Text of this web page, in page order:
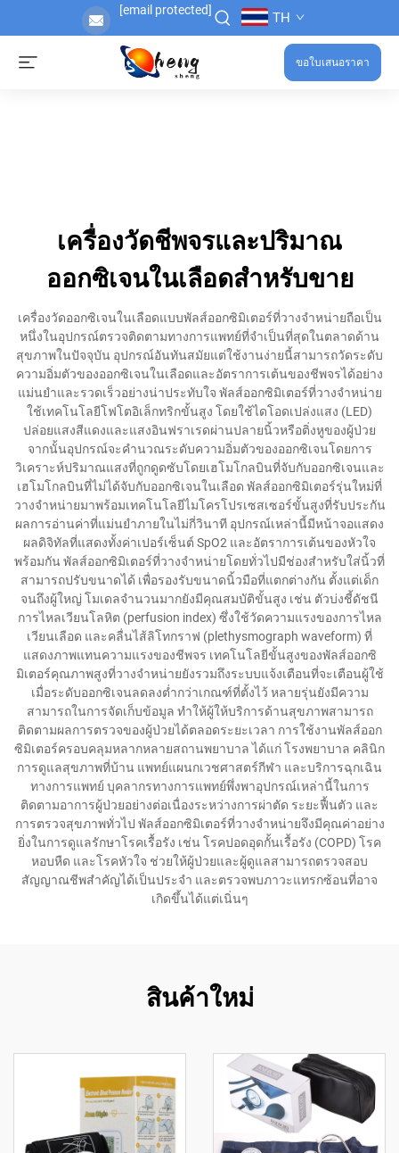
[email protected] TH
ขอใบเสนอราคา
เครื่องวัดชีพจรและปริมาณ
ออกซิเจนในเลือดสำหรับขาย
เครื่องวัดออกซิเจนในเลือดแบบพัลส์ออกซิมิเตอร์ที่วางจำหน่ายถือเป็น
หนึ่งในอุปกรณ์ตรวจติดตามทางการแพทย์ที่จำเป็นที่สุดในตลาดด้าน
สุขภาพในปัจจุบัน อุปกรณ์อันทันสมัยแต่ใช้งานง่ายนี้สามารถวัดระดับ
ความอิ่มตัวของออกซิเจนในเลือดและอัตราการเต้นของชีพจรได้อย่าง
แม่นยำและรวดเร็วอย่างน่าประทับใจ พัลส์ออกซิมิเตอร์ที่วางจำหน่าย
ใช้เทคโนโลยีโฟโตอิเล็กทริกขั้นสูง โดยใช้ไดโอดเปล่งแสง (LED)
ปล่อยแสงสีแดงและแสงอินฟราเรดผ่านปลายนิ้วหรือติ่งหูของผู้ป่วย
จากนั้นอุปกรณ์จะคำนวณระดับความอิ่มตัวของออกซิเจนโดยการ
วิเคราะห์ปริมาณแสงที่ถูกดูดซับโดยเฮโมโกลบินที่จับกับออกซิเจนและ
เฮโมโกลบินที่ไม่ได้จับกับออกซิเจนในเลือด พัลส์ออกซิมิเตอร์รุ่นใหม่ที่
วางจำหน่ายมาพร้อมเทคโนโลยีไมโครโปรเซสเซอร์ขั้นสูงที่รับประกัน
ผลการอ่านค่าที่แม่นยำภายในไม่กี่วินาที อุปกรณ์เหล่านี้มีหน้าจอแสดง
ผลดิจิทัลที่แสดงทั้งค่าเปอร์เซ็นต์ SpO2 และอัตราการเต้นของหัวใจ
พร้อมกัน พัลส์ออกซิมิเตอร์ที่วางจำหน่ายโดยทั่วไปมีช่องสำหรับใส่นิ้วที่
สามารถปรับขนาดได้ เพื่อรองรับขนาดนิ้วมือที่แตกต่างกัน ตั้งแต่เด็ก
จนถึงผู้ใหญ่ โมเดลจำนวนมากยังมีคุณสมบัติขั้นสูง เช่น ตัวบ่งชี้ดัชนี
การไหลเวียนโลหิต (perfusion index) ซึ่งใช้วัดความแรงของการไหล
เวียนเลือด และคลื่นไส้ลิโทกราฟ (plethysmograph waveform) ที่
แสดงภาพแทนความแรงของชีพจร เทคโนโลยีขั้นสูงของพัลส์ออกซิ
มิเตอร์คุณภาพสูงที่วางจำหน่ายยังรวมถึงระบบแจ้งเตือนที่จะเตือนผู้ใช้
เมื่อระดับออกซิเจนลดลงต่ำกว่าเกณฑ์ที่ตั้งไว้ หลายรุ่นยังมีความ
สามารถในการจัดเก็บข้อมูล ทำให้ผู้ให้บริการด้านสุขภาพสามารถ
ติดตามผลการตรวจของผู้ป่วยได้ตลอดระยะเวลา การใช้งานพัลส์ออก
ซิมิเตอร์ครอบคลุมหลากหลายสถานพยาบาล ได้แก่ โรงพยาบาล คลินิก
การดูแลสุขภาพที่บ้าน แพทย์แผนกเวชศาสตร์กีฬา และบริการฉุกเฉิน
ทางการแพทย์ บุคลากรทางการแพทย์พึ่งพาอุปกรณ์เหล่านี้ในการ
ติดตามอาการผู้ป่วยอย่างต่อเนื่องระหว่างการผ่าตัด ระยะฟื้นตัว และ
การตรวจสุขภาพทั่วไป พัลส์ออกซิมิเตอร์ที่วางจำหน่ายจึงมีคุณค่าอย่าง
ยิ่งในการดูแลรักษาโรคเรื้อรัง เช่น โรคปอดอุดกั้นเรื้อรัง (COPD) โรค
หอบหืด และโรคหัวใจ ช่วยให้ผู้ป่วยและผู้ดูแลสามารถตรวจสอบ
สัญญาณชีพสำคัญได้เป็นประจำ และตรวจพบภาวะแทรกซ้อนที่อาจ
เกิดขึ้นได้แต่เนิ่นๆ
สินค้าใหม่